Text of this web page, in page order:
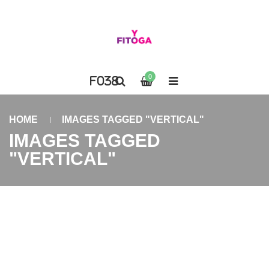
0
HOME IMAGES TAGGED "VERTICAL"
IMAGES TAGGED
"VERTICAL"